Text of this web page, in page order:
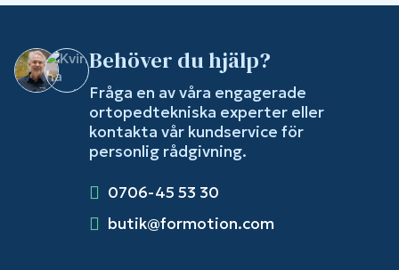
Behöver du hjälp?
Fråga en av våra engagerade
ortopedtekniska experter eller
kontakta vår kundservice för
personlig rådgivning.
0706-45 53 30
butik@formotion.com